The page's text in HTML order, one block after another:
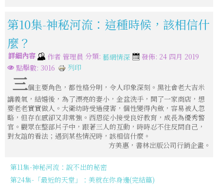
第10集-神秘河流：這種時候，該相信什
麼？
詳細內容 作者 管理員 分類: 藝網情深
發佈: 24 四月 2019
點擊數: 3016
列印
三個主要角色，都性格分明，令人印象深刻。黑社會老大吉米
講義氣，結婚後，為了漂亮的妻小，金盆洗手，開了一家商店，想
要老老實實做人。大衛幼時受過侵害，個性變得內歛，容易被人忽
略，但存在感卻又非常強。西恩從小接受良好教育，成長為優秀警
官。觀眾在整部片子中，跟著三人的互動，時時忍不住反問自己，
對友誼的看法；遇到某些情況時，該相信什麼。
方美惠，書林出版公司行銷企畫。
第11集-神秘河流：說不出的秘密
第24集-「最近的天堂」：美就在你身邊(完結篇)